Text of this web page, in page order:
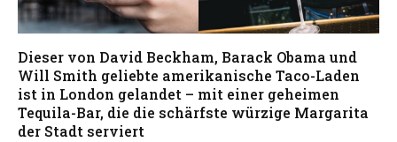
Dieser von David Beckham, Barack Obama und
Will Smith geliebte amerikanische Taco-Laden
ist in London gelandet – mit einer geheimen
Tequila-Bar, die die schärfste würzige Margarita
der Stadt serviert